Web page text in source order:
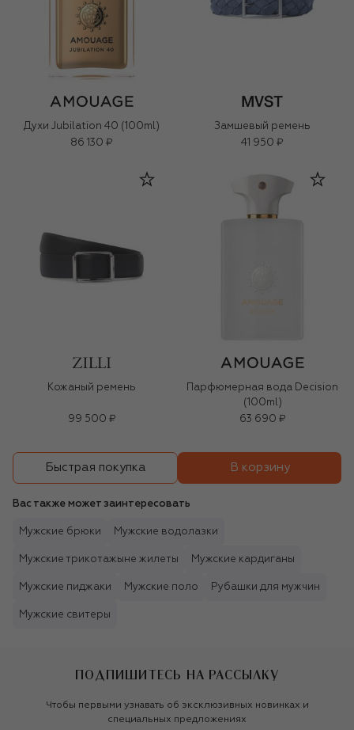
Духи Jubilation 40 (100ml)
86 130 ₽
Замшевый ремень
41 950 ₽
Кожаный ремень
99 500 ₽
Парфюмерная вода Decision
(100ml)
63 690 ₽
Быстрая покупка В корзину
Вас также может заинтересовать
Мужские брюки Мужские водолазки
Мужские трикотажыне жилеты Мужские кардиганы
Мужские пиджаки Мужские поло Рубашки для мужчин
Мужские свитеры
ПОДПИШИТЕСЬ НА РАССЫЛКУ
Чтобы первыми узнавать об эксклюзивных новинках и
специальных предложениях